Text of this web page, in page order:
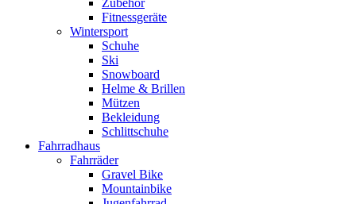
Zubehör
Fitnessgeräte
Wintersport
Schuhe
Ski
Snowboard
Helme & Brillen
Mützen
Bekleidung
Schlittschuhe
Fahrradhaus
Fahrräder
Gravel Bike
Mountainbike